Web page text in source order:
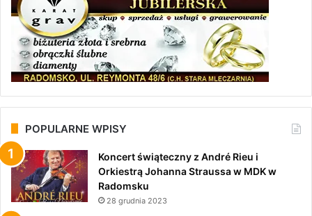
POPULARNE WPISY
Koncert świąteczny z André Rieu i
Orkiestrą Johanna Straussa w MDK w
Radomsku
28 grudnia 2023